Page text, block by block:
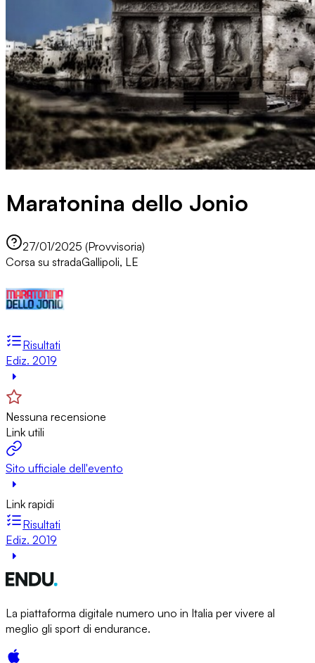
Maratonina dello Jonio
27/01/2025 (Provvisoria)
Corsa su stradaGallipoli, LE
Risultati
Ediz. 2019
Nessuna recensione
Link utili
Sito ufficiale dell'evento
Link rapidi
Risultati
Ediz. 2019
La piattaforma digitale numero uno in Italia per vivere al
meglio gli sport di endurance.